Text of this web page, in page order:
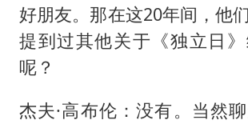
好朋友。那在这20年间，他
提到过其他关于《独立日
呢？
杰夫·高布伦：没有。当然